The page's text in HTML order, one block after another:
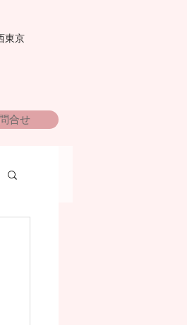
東京
合せ